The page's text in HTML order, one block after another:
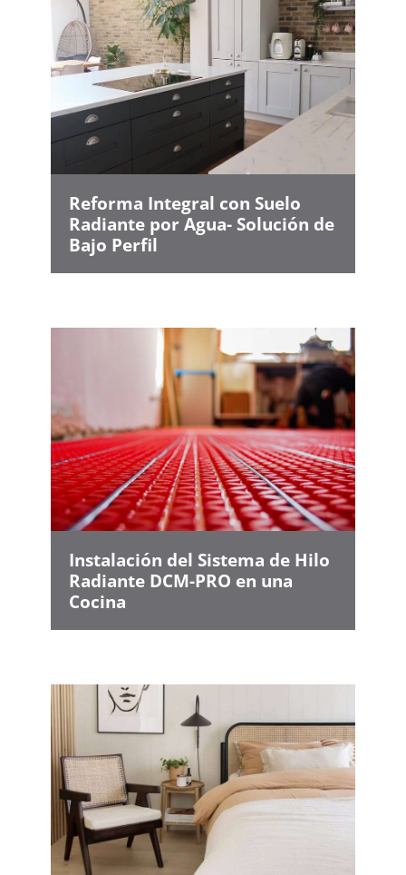
Reforma Integral con Suelo
Radiante por Agua- Solución de
Bajo Perfil
Instalación del Sistema de Hilo
Radiante DCM-PRO en una
Cocina